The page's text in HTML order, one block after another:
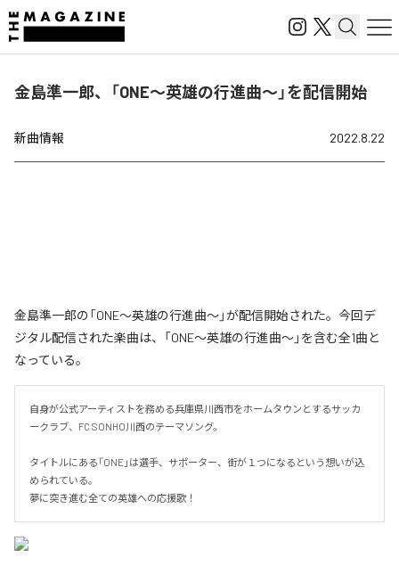
金島準一郎、「ONE〜英雄の行進曲〜」を配信開始
新曲情報 2022.8.22
金島準一郎の「ONE〜英雄の行進曲〜」が配信開始された。今回デ
ジタル配信された楽曲は、「ONE〜英雄の行進曲〜」を含む全1曲と
なっている。
自身が公式アーティストを務める兵庫県川西市をホームタウンとするサッカ
ークラブ、FC SONHO川西のテーマソング。
タイトルにある「ONE」は選手、サポーター、街が１つになるという想いが込
められている。
夢に突き進む全ての英雄への応援歌！